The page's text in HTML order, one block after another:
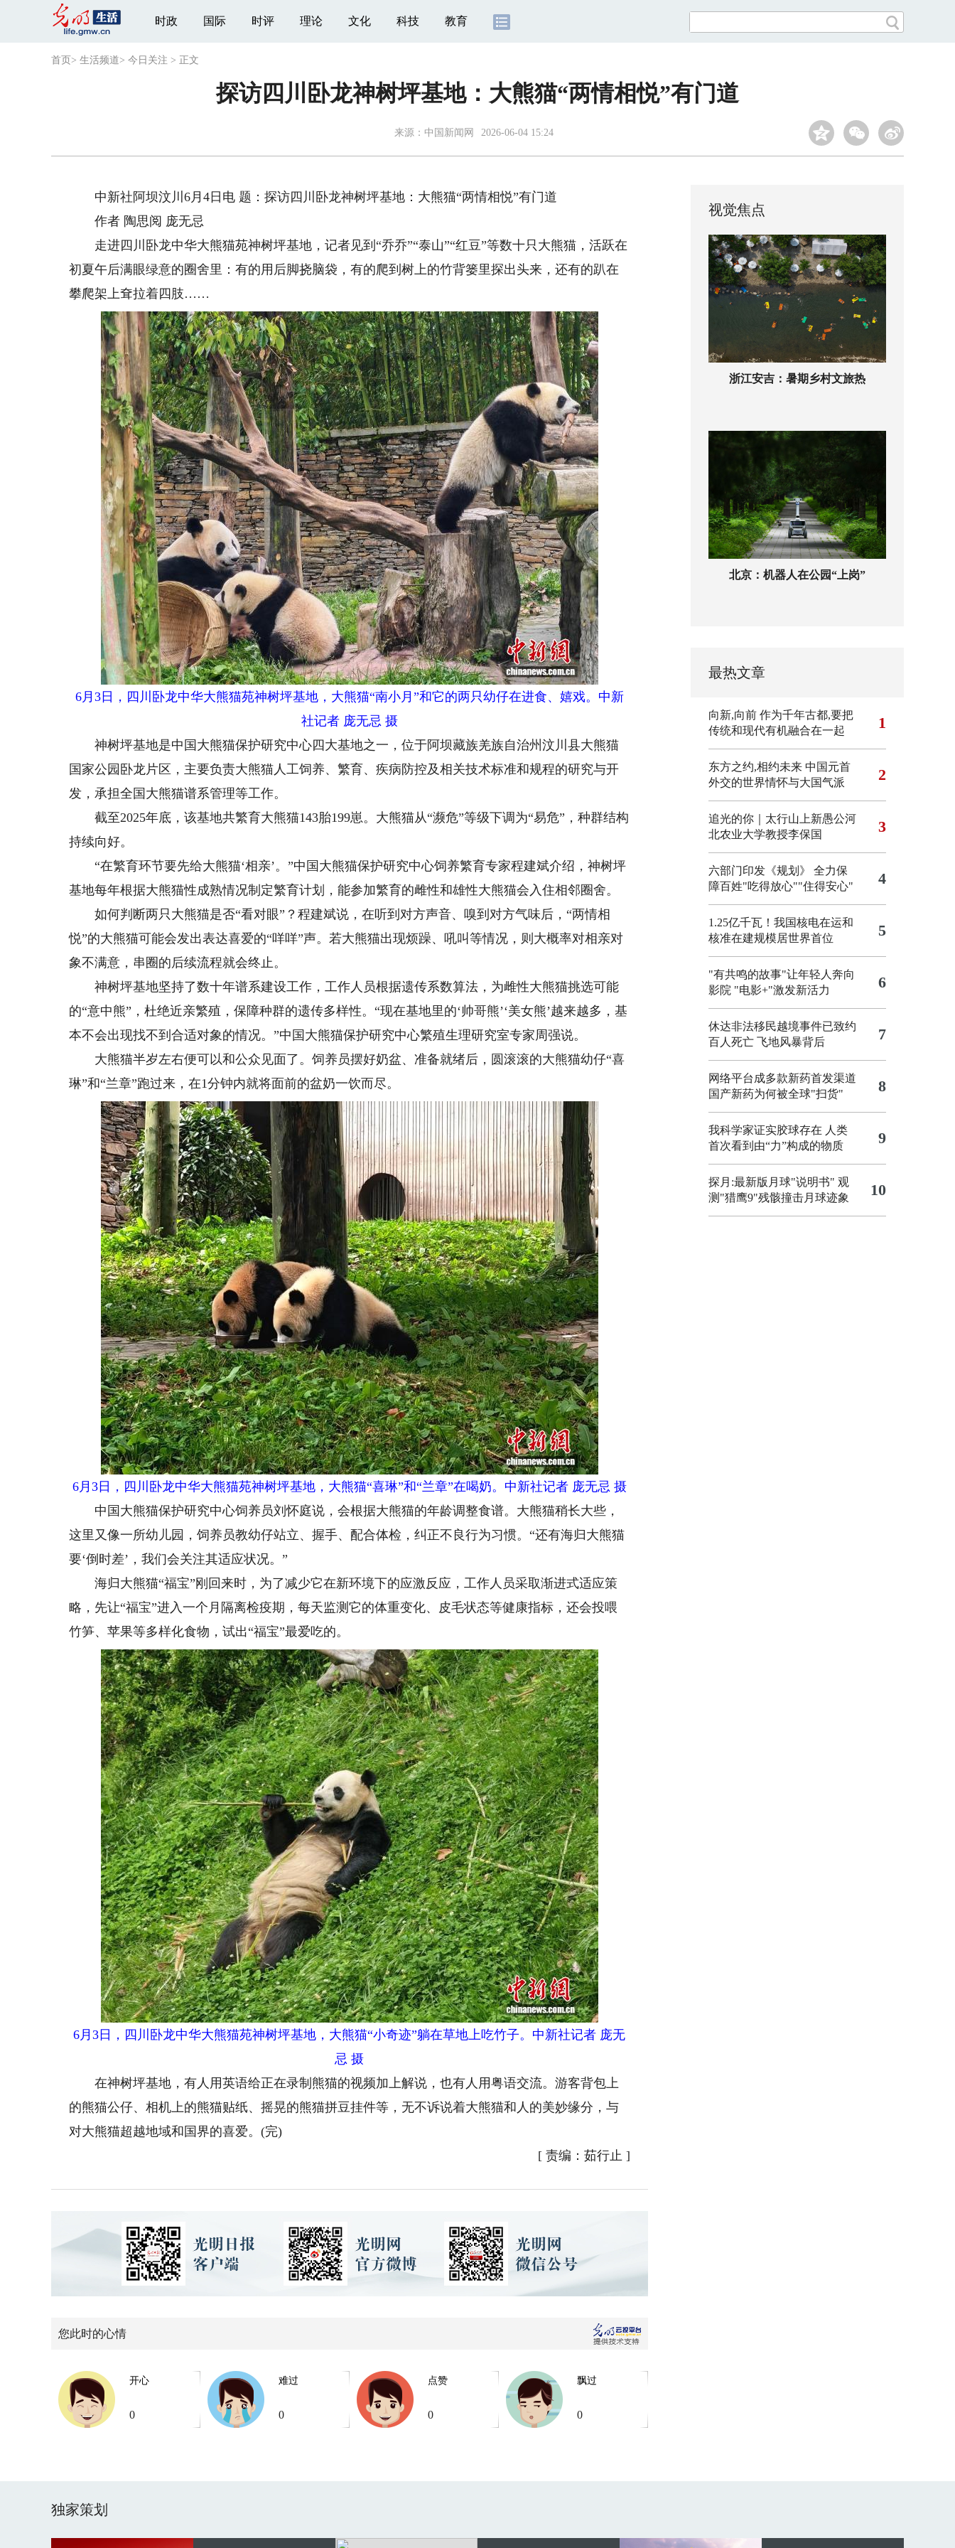
时政 国际 时评 理论 文化 科技 教育
首页 > 生活频道> 今日关注 > 正文
探访四川卧龙神树坪基地：大熊猫“两情相悦”有门道
来源： 中国新闻网 2026-06-04 15:24
中新社阿坝汶川6月4日电 题：探访四川卧龙神树坪基地：大熊猫“两情相悦”有门道
作者 陶思阅 庞无忌
走进四川卧龙中华大熊猫苑神树坪基地，记者见到“乔乔”“泰山”“红豆”等数十只大熊猫，活跃在
初夏午后满眼绿意的圈舍里：有的用后脚挠脑袋，有的爬到树上的竹背篓里探出头来，还有的趴在
攀爬架上耷拉着四肢……
6月3日，四川卧龙中华大熊猫苑神树坪基地，大熊猫“南小月”和它的两只幼仔在进食、嬉戏。中新
社记者 庞无忌 摄
神树坪基地是中国大熊猫保护研究中心四大基地之一，位于阿坝藏族羌族自治州汶川县大熊猫
国家公园卧龙片区，主要负责大熊猫人工饲养、繁育、疾病防控及相关技术标准和规程的研究与开
发，承担全国大熊猫谱系管理等工作。
截至2025年底，该基地共繁育大熊猫143胎199崽。大熊猫从“濒危”等级下调为“易危”，种群结构
持续向好。
“在繁育环节要先给大熊猫‘相亲’。”中国大熊猫保护研究中心饲养繁育专家程建斌介绍，神树坪
基地每年根据大熊猫性成熟情况制定繁育计划，能参加繁育的雌性和雄性大熊猫会入住相邻圈舍。
如何判断两只大熊猫是否“看对眼”？程建斌说，在听到对方声音、嗅到对方气味后，“两情相
悦”的大熊猫可能会发出表达喜爱的“咩咩”声。若大熊猫出现烦躁、吼叫等情况，则大概率对相亲对
象不满意，串圈的后续流程就会终止。
神树坪基地坚持了数十年谱系建设工作，工作人员根据遗传系数算法，为雌性大熊猫挑选可能
的“意中熊”，杜绝近亲繁殖，保障种群的遗传多样性。“现在基地里的‘帅哥熊’‘美女熊’越来越多，基
本不会出现找不到合适对象的情况。”中国大熊猫保护研究中心繁殖生理研究室专家周强说。
大熊猫半岁左右便可以和公众见面了。饲养员摆好奶盆、准备就绪后，圆滚滚的大熊猫幼仔“喜
琳”和“兰章”跑过来，在1分钟内就将面前的盆奶一饮而尽。
6月3日，四川卧龙中华大熊猫苑神树坪基地，大熊猫“喜琳”和“兰章”在喝奶。中新社记者 庞无忌 摄
中国大熊猫保护研究中心饲养员刘怀庭说，会根据大熊猫的年龄调整食谱。大熊猫稍长大些，
这里又像一所幼儿园，饲养员教幼仔站立、握手、配合体检，纠正不良行为习惯。“还有海归大熊猫
要‘倒时差’，我们会关注其适应状况。”
海归大熊猫“福宝”刚回来时，为了减少它在新环境下的应激反应，工作人员采取渐进式适应策
略，先让“福宝”进入一个月隔离检疫期，每天监测它的体重变化、皮毛状态等健康指标，还会投喂
竹笋、苹果等多样化食物，试出“福宝”最爱吃的。
6月3日，四川卧龙中华大熊猫苑神树坪基地，大熊猫“小奇迹”躺在草地上吃竹子。中新社记者 庞无
忌 摄
在神树坪基地，有人用英语给正在录制熊猫的视频加上解说，也有人用粤语交流。游客背包上
的熊猫公仔、相机上的熊猫贴纸、摇晃的熊猫拼豆挂件等，无不诉说着大熊猫和人的美妙缘分，与
对大熊猫超越地域和国界的喜爱。(完)
[ 责编：茹行止 ]
您此时的心情
开心
0
难过
0
点赞
0
飘过
0
视觉焦点
浙江安吉：暑期乡村文旅热
北京：机器人在公园“上岗”
最热文章
向新,向前 作为千年古都,要把
传统和现代有机融合在一起
1
东方之约,相约未来 中国元首
外交的世界情怀与大国气派
2
追光的你｜太行山上新愚公河
北农业大学教授李保国
3
六部门印发《规划》 全力保
障百姓"吃得放心""住得安心"
4
1.25亿千瓦！我国核电在运和
核准在建规模居世界首位
5
"有共鸣的故事"让年轻人奔向
影院 "电影+"激发新活力 6
休达非法移民越境事件已致约
百人死亡 飞地风暴背后 7
网络平台成多款新药首发渠道
国产新药为何被全球"扫货"
8
我科学家证实胶球存在 人类
首次看到由“力”构成的物质
9
探月:最新版月球"说明书" 观
测"猎鹰9"残骸撞击月球迹象
10
独家策划